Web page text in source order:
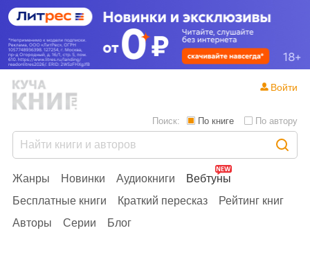
Жанры Новинки Аудиокниги
Вебтуны
Бесплатные книги
Краткий пересказ
Рейтинг книг
Авторы
Серии Блог
Поиск: По книге По автору
Войти